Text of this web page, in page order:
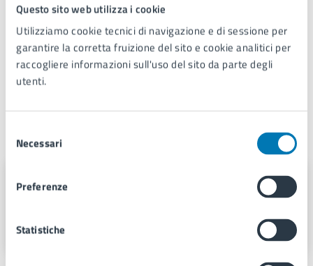
Questo sito web utilizza i cookie
Utilizziamo cookie tecnici di navigazione e di sessione per
garantire la corretta fruizione del sito e cookie analitici per
raccogliere informazioni sull'uso del sito da parte degli
utenti.
delNecessari
Preferenze
Statistiche
Video
Luoghi
Palazzo San Giacomo